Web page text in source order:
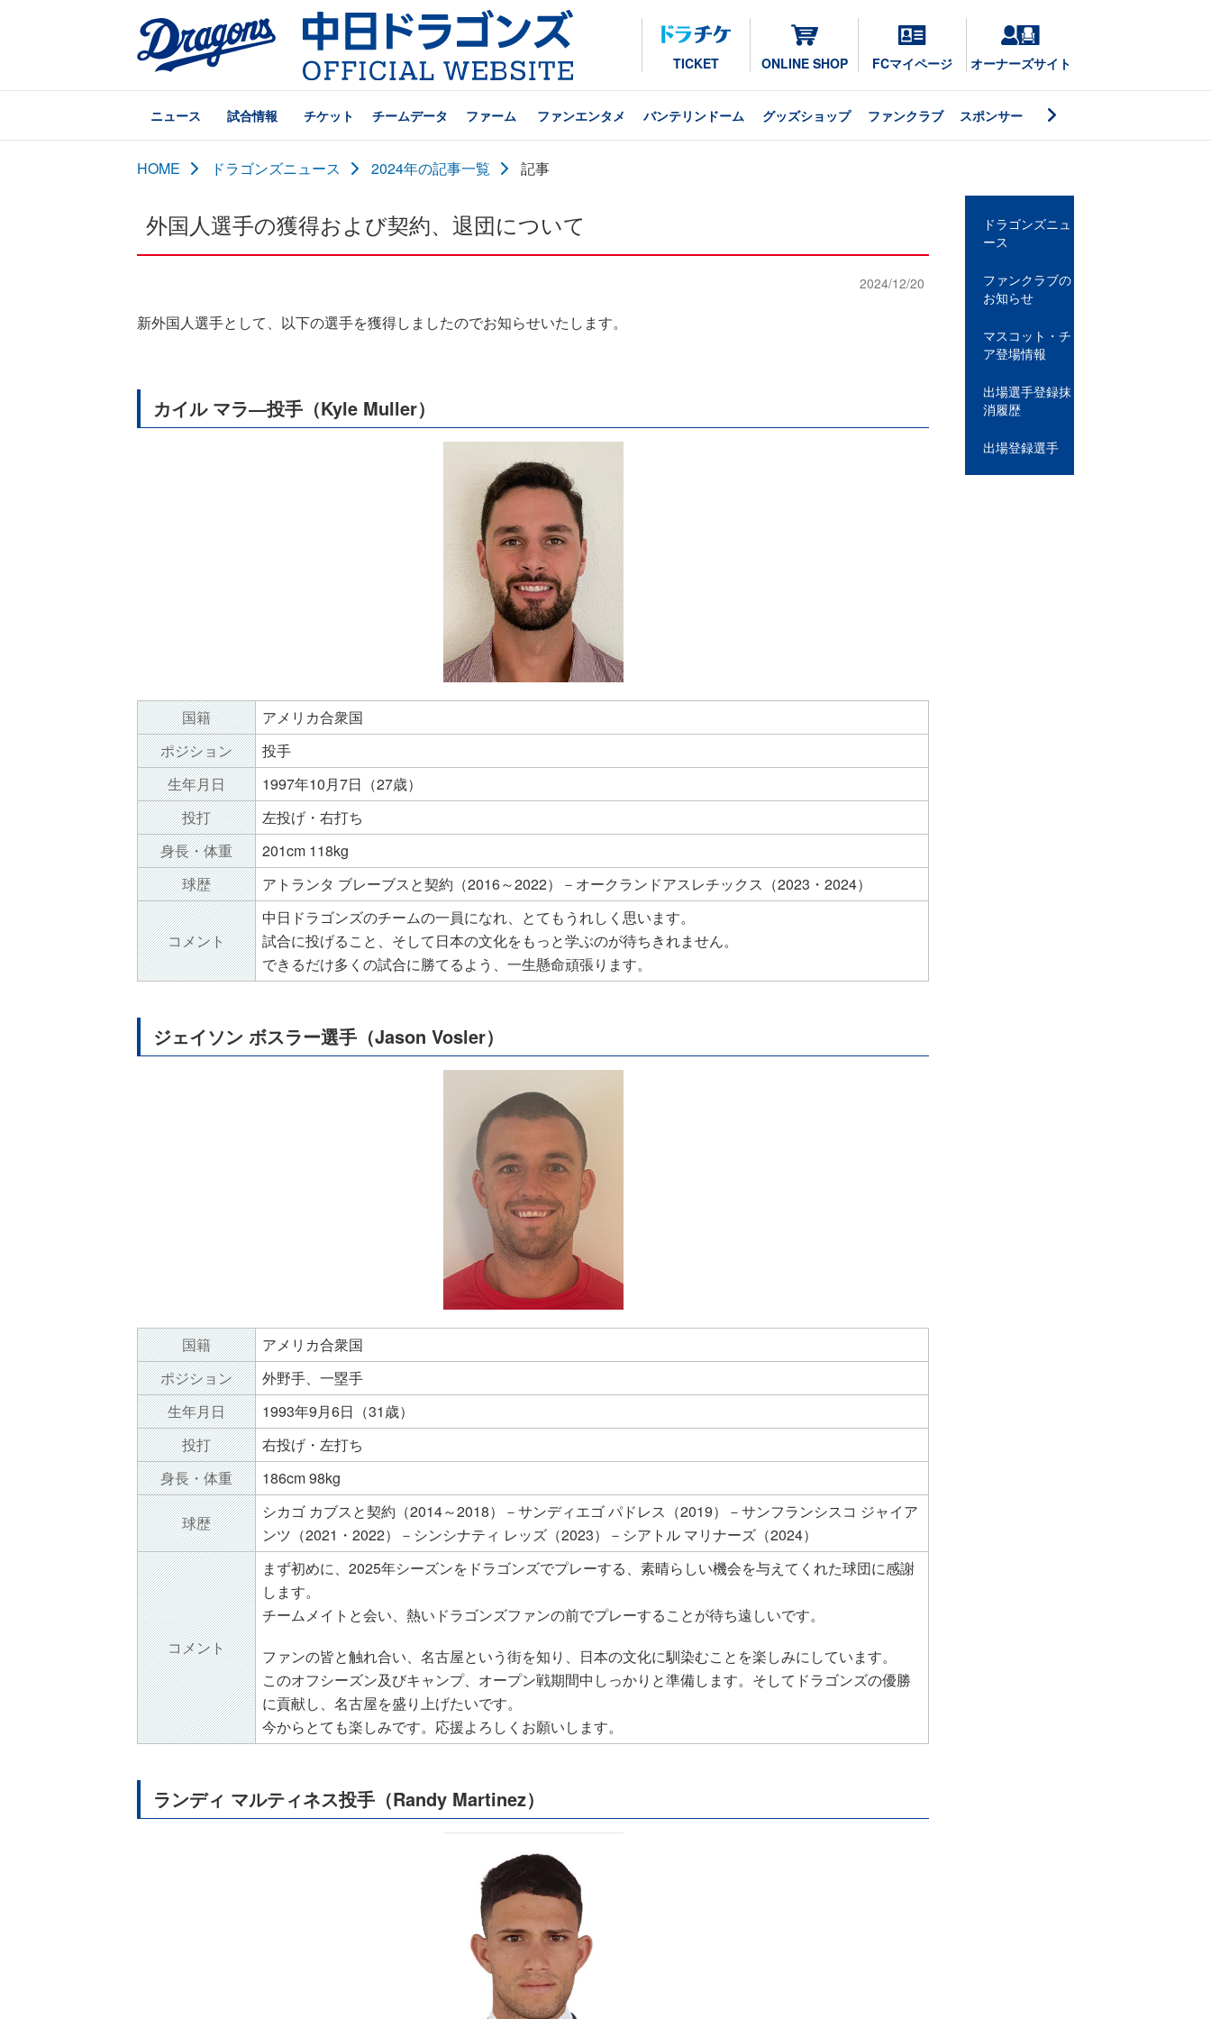
TICKET ONLINE SHOP FCマイページ オーナーズサイト
ニュース 試合情報 チケット チームデータ ファーム ファンエンタメ バンテリンドーム グッズショップ ファンクラブ スポンサー
HOME ドラゴンズニュース 2024年の記事一覧 記事
外国人選手の獲得および契約、退団について
2024/12/20
新外国人選手として、以下の選手を獲得しましたのでお知らせいたします。
カイル マラ―投手（Kyle Muller）
国籍
アメリカ合衆国
ポジション
投手
生年月日
1997年10月7日（27歳）
投打
左投げ・右打ち
身長・体重
201cm 118kg
球歴
アトランタ ブレーブスと契約（2016～2022）－オークランドアスレチックス（2023・2024）
コメント
中日ドラゴンズのチームの一員になれ、とてもうれしく思います。
試合に投げること、そして日本の文化をもっと学ぶのが待ちきれません。
できるだけ多くの試合に勝てるよう、一生懸命頑張ります。
ジェイソン ボスラー選手（Jason Vosler）
国籍
アメリカ合衆国
ポジション
外野手、一塁手
生年月日
1993年9月6日（31歳）
投打
右投げ・左打ち
身長・体重
186cm 98kg
球歴
シカゴ カブスと契約（2014～2018）－サンディエゴ パドレス（2019）－サンフランシスコ ジャイア
ンツ（2021・2022）－シンシナティ レッズ（2023）－シアトル マリナーズ（2024）
コメント
まず初めに、2025年シーズンをドラゴンズでプレーする、素晴らしい機会を与えてくれた球団に感謝
します。
チームメイトと会い、熱いドラゴンズファンの前でプレーすることが待ち遠しいです。
ファンの皆と触れ合い、名古屋という街を知り、日本の文化に馴染むことを楽しみにしています。
このオフシーズン及びキャンプ、オープン戦期間中しっかりと準備します。そしてドラゴンズの優勝
に貢献し、名古屋を盛り上げたいです。
今からとても楽しみです。応援よろしくお願いします。
ランディ マルティネス投手（Randy Martinez）
ドラゴンズニュ
ース
ファンクラブの
お知らせ
マスコット・チ
ア登場情報
出場選手登録抹
消履歴
出場登録選手